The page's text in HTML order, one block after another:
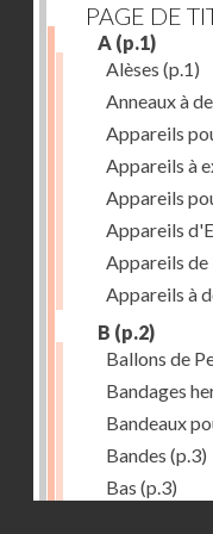
PAGE DE
A (p.1)
Alèses (p.1)
Anneaux à
Appareils
Appareils à
Appareils
Appareils
Appareils
Appareils à
B (p.2)
Ballons de
Bandages
Bandeaux
Bandes (p.3)
Bas (p.3)